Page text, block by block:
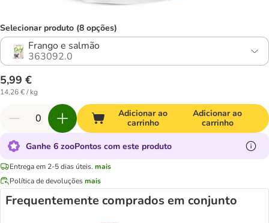
Selecionar produto (8 opções)
Frango e salmão
363092.0
5,99 €
14,26 € / kg
Adicionar ao
carrinho
Adicionar ao
carrinho
Ganhe 6 zooPontos com este produto
Entrega em 2-5 dias úteis. mais
Política de devoluçõesmais
Frequentemente comprados em conjunto